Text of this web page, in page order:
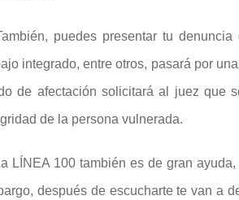
puedes presentar tu
integrado, entre otros, pasará por
de afectación solicitará al juez que
de la persona vulnerada.
LÍNEA 100 también es de gran
después de escucharte te van a